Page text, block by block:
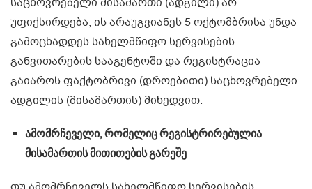
საცხოვრებელი მისამართი (ადგილი) არ
უფიქსირდება, ის არაუგვიანეს 5 ოქტომბრისა უნდა
გამოცხადდეს სახელმწიფო სერვისების
განვითარების სააგენტოში და რეგისტრაცია
გაიაროს ფაქტობრივი (დროებითი) საცხოვრებელი
ადგილის (მისამართის) მიხედვით.
ამომრჩეველი, რომელიც რეგისტრირებულია
მისამართის მითითების გარეშე